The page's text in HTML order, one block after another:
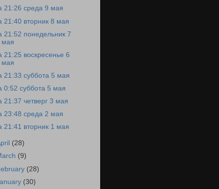
21:26 среда 9 мая
21:40 вторник 8 мая
21:52 понедельник 7
мая
21:25 воскресенье 6
мая
21:33 суббота 5 мая
0:52 суббота 5 мая
21:37 четверг 3 мая
23:48 среда 2 мая
21:41 вторник 1 мая
(28)
(9)
(28)
(30)